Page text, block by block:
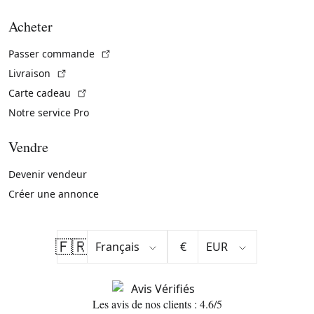
Acheter
Passer commande
Livraison
Carte cadeau
Notre service Pro
Vendre
Devenir vendeur
Créer une annonce
🇫🇷 €
Les avis de nos clients : 4.6/5